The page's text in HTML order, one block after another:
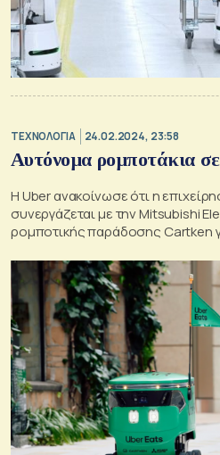
ΤΕΧΝΟΛΟΓΙΑ 24.02.2024, 23:58
Αυτόνομα ρομποτάκια σε
Η Uber ανακοίνωσε ότι η
συνεργάζεται με την Mitsubishi
ρομποτικής παράδοσης Cartken